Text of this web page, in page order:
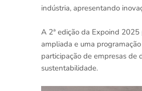
indústria, apresentando
A 2ª edição da Expoind
ampliada e uma
participação de empresas de
sustentabilidade.